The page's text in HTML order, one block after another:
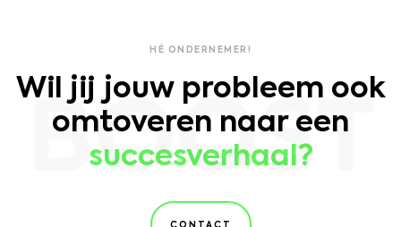
BOOST
HÉ ONDERNEMER!
Wil jij jouw probleem ook
omtoveren naar een
succesverhaal?
CONTACT